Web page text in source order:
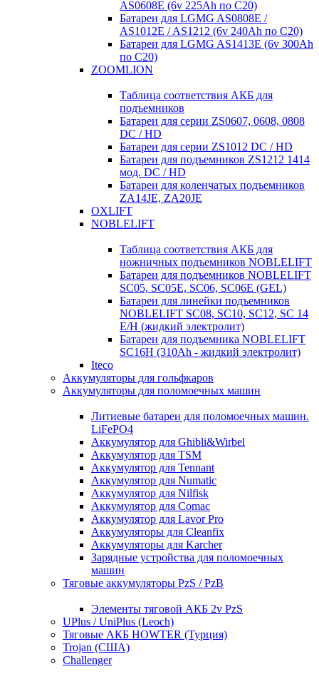
AS0608E (6v 225Ah по С20)
Батареи для LGMG AS0808E /
AS1012E / AS1212 (6v 240Ah по С20)
Батареи для LGMG AS1413E (6v 300Ah
по С20)
ZOOMLION
Таблица соответствия АКБ для
подъемников
Батареи для серии ZS0607, 0608, 0808
DC / HD
Батареи для серии ZS1012 DC / HD
Батареи для подъемников ZS1212 1414
мод. DC / HD
Батареи для коленчатых подъемников
ZA14JE, ZA20JE
OXLIFT
NOBLELIFT
Таблица соответствия АКБ для
ножничных подъемников NOBLELIFT
Батареи для подъемников NOBLELIFT
SC05, SC05E, SC06, SC06E (GEL)
Батареи для линейки подъемников
NOBLELIFT SC08, SC10, SC12, SC 14
E/H (жидкий электролит)
Батареи для подъемника NOBLELIFT
SC16H (310Ah - жидкий электролит)
Iteco
Аккумуляторы для гольфкаров
Аккумуляторы для поломоечных машин
Литиевые батареи для поломоечных машин.
LiFePO4
Аккумулятор для Ghibli&Wirbel
Аккумулятор для TSM
Аккумулятор для Tennant
Аккумулятор для Numatic
Аккумулятор для Nilfisk
Аккумулятор для Comac
Аккумулятор для Lavor Pro
Аккумуляторы для Cleanfix
Аккумуляторы для Karcher
Зарядные устройства для поломоечных
машин
Тяговые аккумуляторы PzS / PzB
Элементы тяговой АКБ 2v PzS
UPlus / UniPlus (Leoch)
Тяговые АКБ HOWTER (Турция)
Trojan (США)
Challenger